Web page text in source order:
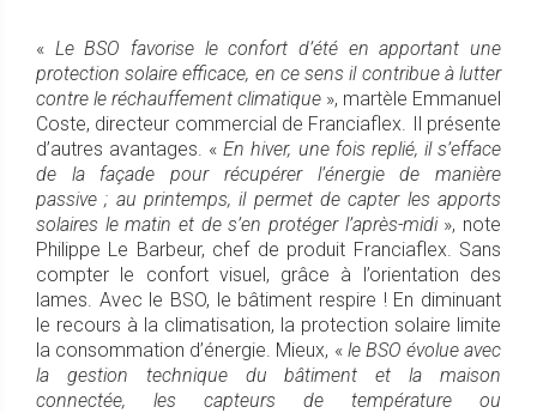
« Le BSO favorise le confort d’été en apportant une
protection solaire efficace, en ce sens il contribue à lutter
contre le réchauffement climatique », martèle Emmanuel
Coste, directeur commercial de Franciaflex. Il présente
d’autres avantages. «En hiver, une fois replié, il s’efface
de la façade pour récupérer l’énergie de manière
passive ; au printemps, il permet de capter les apports
solaires le matin et de s’en protéger l’après-midi », note
Philippe Le Barbeur, chef de produit Franciaflex. Sans
compter le confort visuel, grâce à l’orientation des
lames. Avec le BSO, le bâtiment respire ! En diminuant
le recours à la climatisation, la protection solaire limite
la consommation d’énergie. Mieux, « le BSO évolue avec
la gestion technique du bâtiment et la maison
connectée, les capteurs de température ou